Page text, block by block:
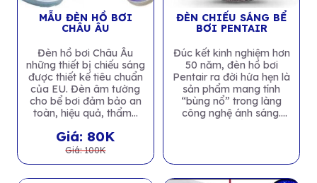
MẪU ĐÈN HỒ BƠI
CHÂU ÂU
Đèn hồ bơi Châu Âu
những thiết bị chiếu sáng
được thiết kế tiêu chuẩn
của EU. Đèn âm tường
cho bể bơi đảm bảo an
toàn, hiệu quả, thẩm...
Giá: 80K
Giá: 100K
ĐÈN CHIẾU SÁNG BỂ
BƠI PENTAIR
Đúc kết kinh nghiệm hơn
50 năm, đèn hồ bơi
Pentair ra đời hứa hẹn là
sản phẩm mang tính
“bùng nổ” trong làng
công nghệ ánh sáng.